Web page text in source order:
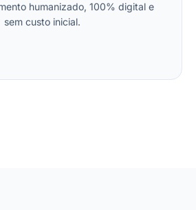
humanizado, 100% digital e
sem custo inicial.